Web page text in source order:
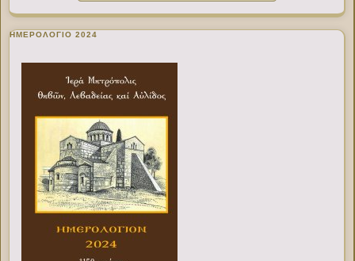
ΗΜΕΡΟΛΟΓΙΟ 2024